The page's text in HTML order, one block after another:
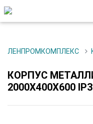
ЛЕНПРОМКОМПЛЕКС
КОРПУС
2000Х400Х600